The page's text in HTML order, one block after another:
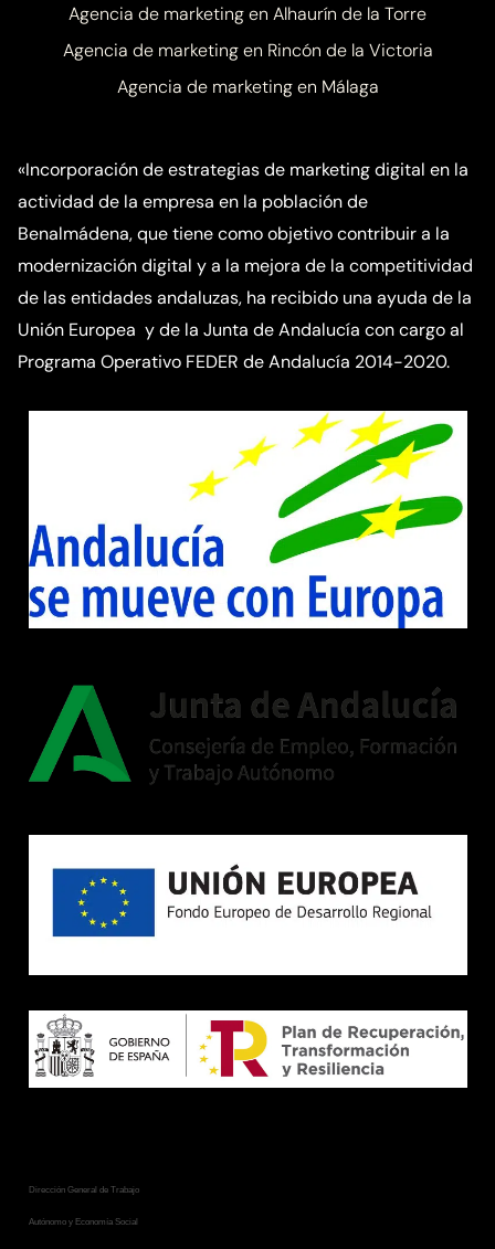
Agencia de marketing en Alhaurín de la Torre
Agencia de marketing en Rincón de la Victoria
Agencia de marketing en Málaga
«Incorporación de estrategias de marketing digital en la
actividad de la empresa en la población de
Benalmádena, que tiene como objetivo contribuir a la
modernización digital y a la mejora de la competitividad
de las entidades andaluzas, ha recibido una ayuda de la
Unión Europea y de la Junta de Andalucía con cargo al
Programa Operativo FEDER de Andalucía 2014-2020.
Dirección General de Trabajo
Autónomo y Economía Social